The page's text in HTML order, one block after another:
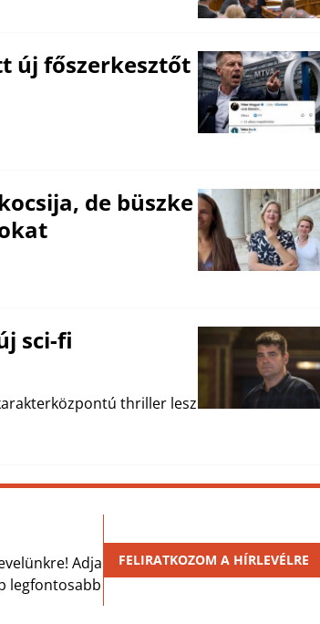
új főszerkesztőt
de büszke
sci-fi
thriller lesz
Adja
legfontosabb
FELIRATKOZOM A HÍRLEVÉLRE